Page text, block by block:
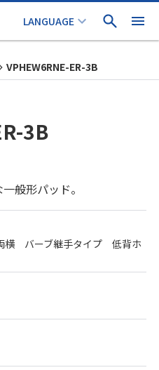
VPHEW6RNE-ER-3B
3B
般形パッド。
バーブ継手タイプ 低背ホ